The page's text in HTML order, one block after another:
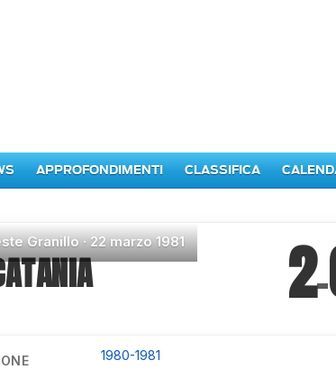
APPROFONDIMENTI CLASSIFICA
Granillo ·22 marzo 1981 2–
1980-1981